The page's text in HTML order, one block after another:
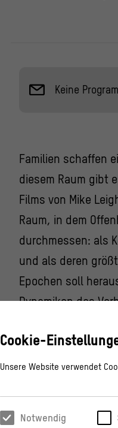
Keine
Familien schaffen
diesem Raum gibt
Films von Mike
Raum, in dem
durchmessen: als
und als deren
Epochen soll
Dynamiken des
Die Vortragsreihe
Cookie-
Unsere Website verwendet
Notwendig